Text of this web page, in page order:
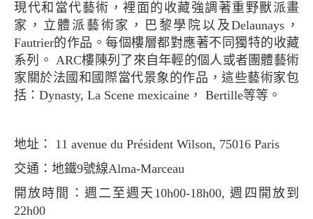
現代和當代藝術，裡面的收藏強調著重野獸派畫
家，立體派藝術家，巴黎學院以及Delaunays，
Fautrier的作品。每個樓層都對應著不同獨特的收藏
系列。 ARC樓陳列了來自年輕的個人或者團體藝術
家關於法國和國際當代景象的作品，這些藝術家包
括：Dynasty, La Scene mexicaine， Bertille等等。
地址： 11 avenue du Président Wilson, 75016 Paris
交通：地鐵9號線Alma-Marceau
開放時間：週二至週天10h00-18h00, 週四開放到
22h00